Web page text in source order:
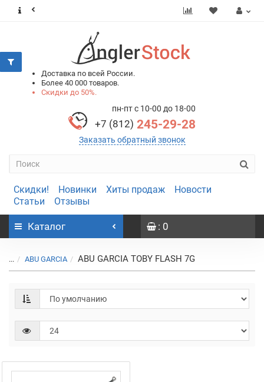
Доставка по всей России.
Более 40 000 товаров.
Скидки до 50%.
пн-пт с 10-00 до 18-00
+7 (812) 245-29-28
Заказать обратный звонок
Скидки! Новинки Хиты продаж
Новости
Статьи
Отзывы
Каталог : 0
... ABU GARCIA ABU GARCIA TOBY FLASH 7G